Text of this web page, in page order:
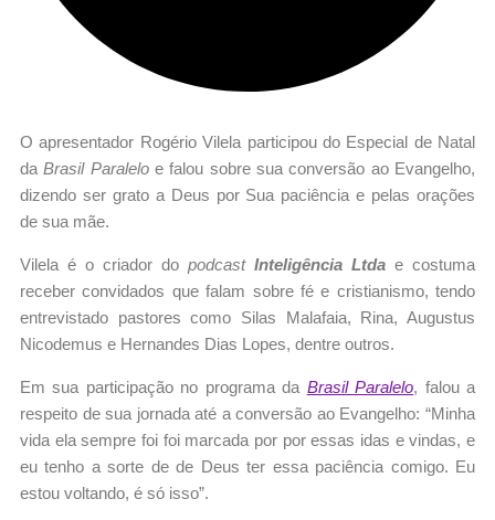
O apresentador Rogério Vilela participou do Especial de Natal
daBrasil Paraleloe falou sobre sua conversão ao Evangelho,
dizendo ser grato a Deus por Sua paciência e pelas orações
de sua mãe.
Vilela é o criador do podcast Inteligência Ltda e costuma
receber convidados que falam sobre fé e cristianismo, tendo
entrevistado pastores como Silas Malafaia, Rina, Augustus
Nicodemus e Hernandes Dias Lopes, dentre outros.
Em sua participação no programa da Brasil Paralelo, falou a
respeito de sua jornada até a conversão ao Evangelho: “Minha
vida ela sempre foi foi marcada por por essas idas e vindas, e
eu tenho a sorte de de Deus ter essa paciência comigo. Eu
estou voltando, é só isso”.